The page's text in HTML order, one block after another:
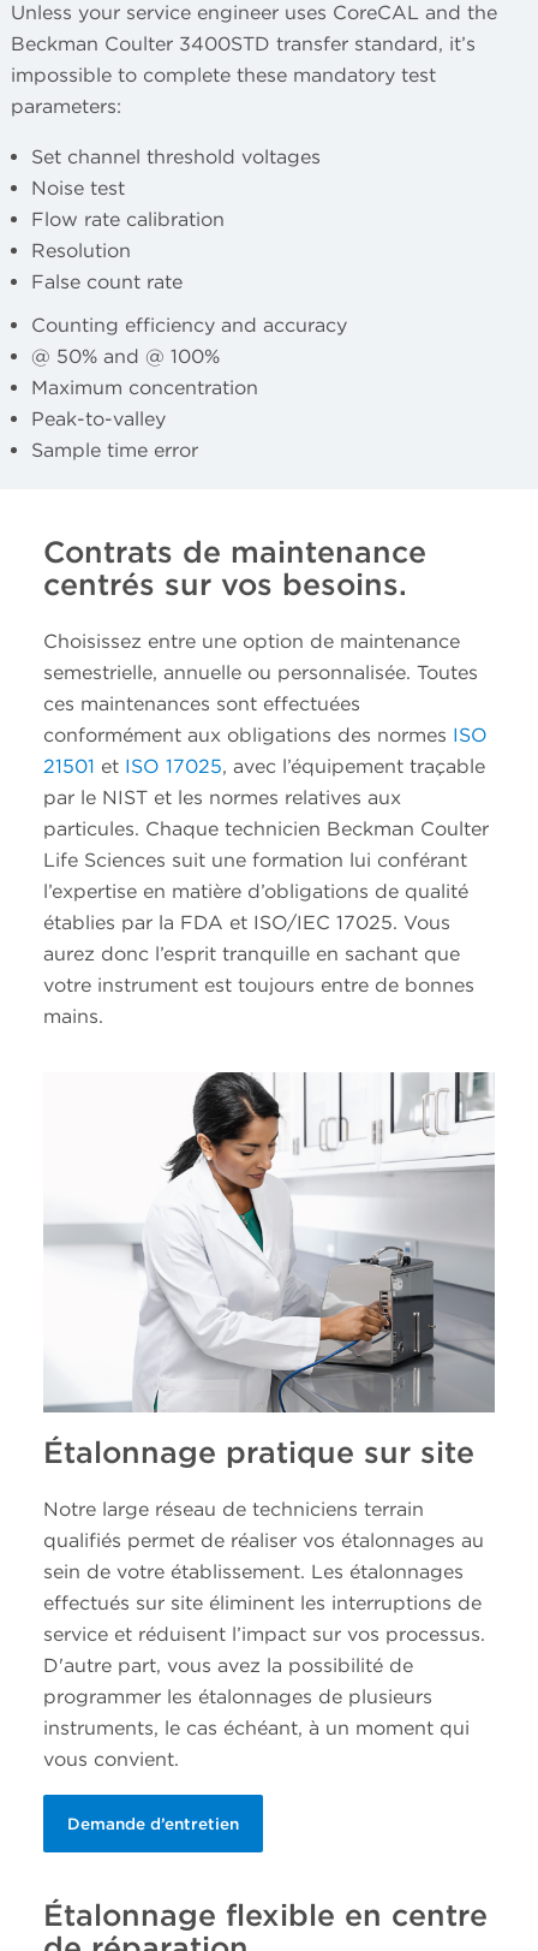
Unless your service engineer uses CoreCAL and the
Beckman Coulter 3400STD transfer standard, it’s
impossible to complete these mandatory test
parameters:
Set channel threshold voltages
Noise test
Flow rate calibration
Resolution
False count rate
Counting efficiency and accuracy
@ 50% and @ 100%
Maximum concentration
Peak-to-valley
Sample time error
Contrats de maintenance
centrés sur vos besoins.
Choisissez entre une option de maintenance
semestrielle, annuelle ou personnalisée. Toutes
ces maintenances sont effectuées
conformément aux obligations des normes ISO
21501 et ISO 17025, avec l’équipement traçable
par le NIST et les normes relatives aux
particules. Chaque technicien Beckman Coulter
Life Sciences suit une formation lui conférant
l’expertise en matière d’obligations de qualité
établies par la FDA et ISO/IEC 17025. Vous
aurez donc l’esprit tranquille en sachant que
votre instrument est toujours entre de bonnes
mains.
Étalonnage pratique sur site
Notre large réseau de techniciens terrain
qualifiés permet de réaliser vos étalonnages au
sein de votre établissement. Les étalonnages
effectués sur site éliminent les interruptions de
service et réduisent l’impact sur vos processus.
D'autre part, vous avez la possibilité de
programmer les étalonnages de plusieurs
instruments, le cas échéant, à un moment qui
vous convient.
Demande d’entretien
Étalonnage flexible en centre